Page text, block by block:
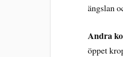
ängslan
Andra
öppet